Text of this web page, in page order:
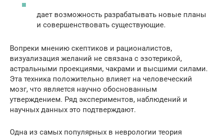
дает возможность разрабатывать новые планы
и совершенствовать существующие.
Вопреки мнению скептиков и рационалистов,
визуализация желаний не связана с эзотерикой,
астральными проекциями, чакрами и высшими силами.
Эта техника положительно влияет на человеческий
мозг, что является научно обоснованным
утверждением. Ряд экспериментов, наблюдений и
научных данных это подтверждают.
Одна из самых популярных в неврологии теория